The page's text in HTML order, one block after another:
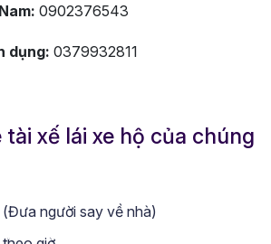
0902376543
dụng: 0379932811
xế lái xe hộ của chúng
(Đưa người say về nhà)